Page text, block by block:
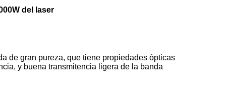
del laser
de gran pureza, que tiene propiedades ópticas
y buena transmitencia ligera de la banda